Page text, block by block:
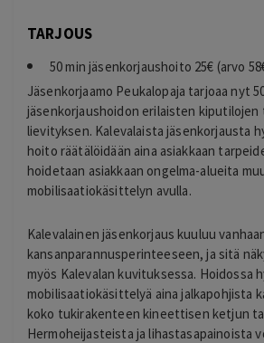
TARJOUS
50 min jäsenkorjaushoito 25€ (arvo
Jäsenkorjaamo Peukalopaja tarjoaa nyt
jäsenkorjaushoidon erilaisten kiputilojen
lievityksen. Kalevalaista jäsenkorjausta
hoito räätälöidään aina asiakkaan
hoidetaan asiakkaan ongelma-alueita
mobilisaatiokäsittelyn avulla.
Kalevalainen jäsenkorjaus kuuluu
kansanparannusperinteeseen, ja sitä
myös Kalevalan kuvituksessa. Hoidossa
mobilisaatiokäsittelyä aina jalkapohjista
koko tukirakenteen kineettisen ketjun
Hermoheijasteista ja lihastasapainoista